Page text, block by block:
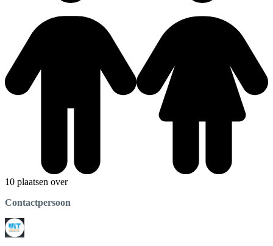
10 plaatsen over
Contactpersoon